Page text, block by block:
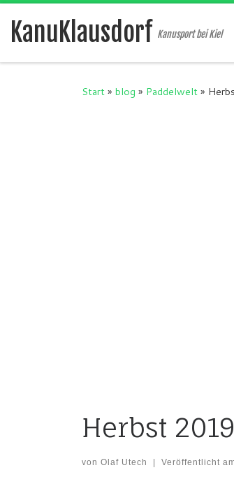
Zum Inhalt springen
KanuKlausdorf Kanusport bei Kiel
Start» blog » Paddelwelt»
Herbst 2019
von Olaf Utech | Veröffentlicht